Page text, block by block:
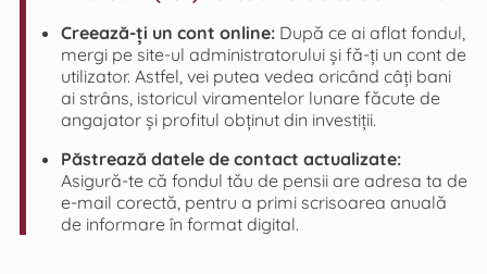
Creează-ți un cont online:După ce ai aflat fondul,
mergi pe site-ul administratorului și fă-ți un cont de
utilizator. Astfel, vei putea vedea oricând câți bani
ai strâns, istoricul viramentelor lunare făcute de
angajator și profitul obținut din investiții.
Păstrează datele de contact actualizate:
Asigură-te că fondul tău de pensii are adresa ta de
e-mail corectă, pentru a primi scrisoarea anuală
de informare în format digital.